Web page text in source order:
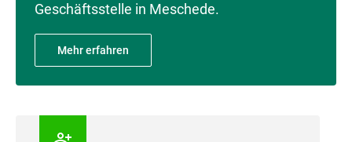
Geschäftsstelle in Meschede.
Mehr erfahren